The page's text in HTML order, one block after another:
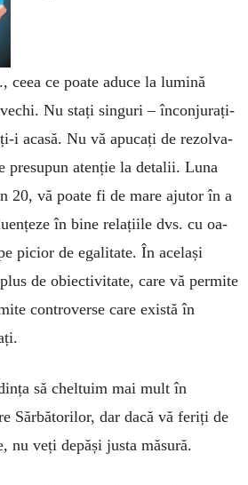
ceea ce poate aduce la lumină
Nu stați sin­guri – înconjurați-
i acasă. Nu vă apu­cați de rezol­va­
pre­supun atenție la detalii. Lu­na
20, vă poate fi de mare ajutor în a
în bine relațiile dvs. cu oa­
picior de egalitate. În același
de obiectivitate, care vă permite
controverse care există în
să cheltuim mai mult în
Sărbătorilor, dar dacă vă feriți de
nu veți depăși justa măsură.